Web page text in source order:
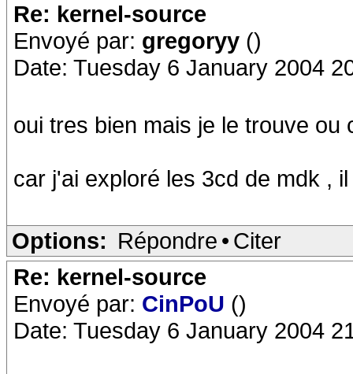
Re: kernel-source
Envoyé par: gregoryy ()
Date: Tuesday 6 January 2004
oui tres bien mais je le trouve ou
car j'ai exploré les 3cd de mdk ,
Options: Répondre • Citer
Re: kernel-source
Envoyé par: CinPoU ()
Date: Tuesday 6 January 2004